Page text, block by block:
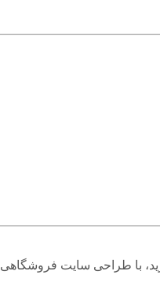
با طراحی سایت فروشگاهی